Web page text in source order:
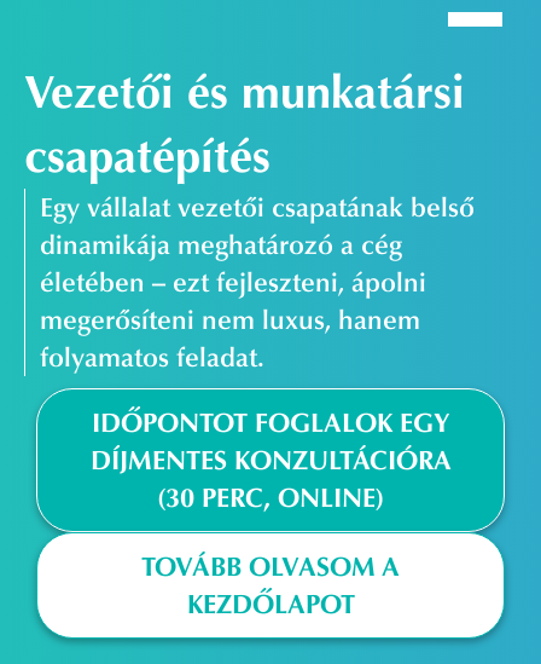
Vezetői és munkatársi
csapatépítés
Egy vállalat vezetői csapatának belső
dinamikája meghatározó a cég
életében – ezt fejleszteni, ápolni
megerősíteni nem luxus, hanem
folyamatos feladat.
IDŐPONTOT FOGLALOK EGY
DÍJMENTES KONZULTÁCIÓRA
(30 PERC, ONLINE)
TOVÁBB OLVASOM A
KEZDŐLAPOT